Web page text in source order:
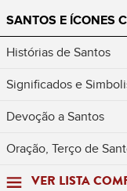
SANTOS E ÍCONES
Histórias de Santos
Significados e
Devoção a Santos
Oração, Terço de
VER LISTA